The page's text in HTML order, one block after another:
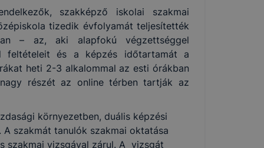
szakképző iskolai szakmai
tizedik évfolyamát teljesítették
– az, aki alapfokú végzettséggel
feltételeit és a képzés időtartamát a
heti 2-3 alkalommal az esti órákban
részét az online térben tartják az
környezetben, duális képzési
szakmát tanulók szakmai oktatása
szakmai vizsgával zárul. A vizsgát